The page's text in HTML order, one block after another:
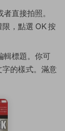
直接拍照。
，點選 OK 按
輯標題。你可
的樣式。滿意